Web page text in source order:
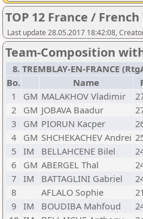
TOP 12 France /
Last update 28.05.2017 18:42:08,
Team-Composition
8. TREMBLAY-EN-FRANCE
Bo.
Name
1
GM MALAKHOV Vladimir
2
GM JOBAVA Baadur
3
GM PIORUN Kacper
4
GM SHCHEKACHEV Andrei
5 IM BELLAHCENE Bilel
6
GM ABERGEL Thal
7 IM BATTAGLINI Gabriel
8
AFLALO Sophie
9 IM BOUDIBA Mahfoud